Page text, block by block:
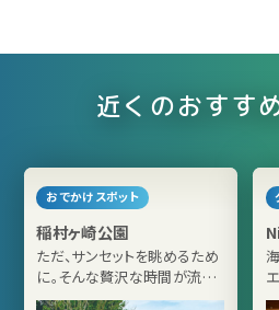
近くのおすす
おでかけスポット
稲村ヶ崎公園
ただ、サンセットを眺めるため
に。そんな贅沢な時間が流れ
る場所